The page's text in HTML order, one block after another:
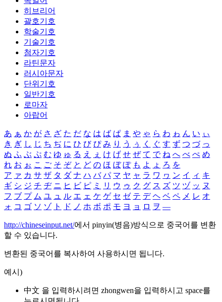
히브리어
괄호기호
학술기호
기술기호
첨자기호
라틴문자
러시아문자
단위기호
일반기호
로마자
아랍어
あ ぁ か が さ ざ た だ な は ば ぱ ま や ゃ ら わ ゎ ん い ぃ
き ぎ し じ ち ぢ に ひ び ぴ み り う ぅ く ぐ す ず つ づ っ
ぬ ふ ぶ ぷ む ゆ ゅ る え ぇ け げ せ ぜ て で ね へ べ ぺ め
れ お ぉ こ ご そ ぞ と ど の ほ ぼ ぽ も よ ょ ろ を
ア ァ カ サ ザ タ ダ ナ ハ バ パ マ ヤ ャ ラ ワ ヮ ン イ ィ キ
ギ シ ジ チ ヂ ニ ヒ ビ ピ ミ リ ウ ゥ ク グ ス ズ ツ ヅ ッ ヌ
フ ブ プ ム ユ ュ ル エ ェ ケ ゲ セ ゼ テ デ ヘ ベ ペ メ レ オ
ォ コ ゴ ソ ゾ ト ド ノ ホ ボ ポ モ ヨ ョ ロ ヲ ―
http://chineseinput.net/에서 pinyin(병음)방식으로 중국어를 변환
할 수 있습니다.
변환된 중국어를 복사하여 사용하시면 됩니다.
예시)
中文 을 입력하시려면 zhongwen을 입력하시고 space를